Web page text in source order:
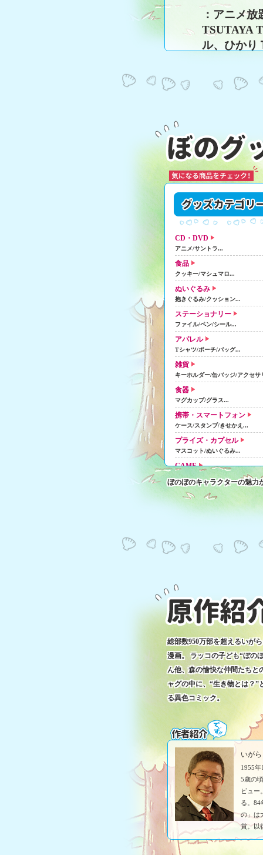
：アニメ
TSUTAYA
ル、ひかり
LEONET
※配信サ
CD・DVD
アニメ/サントラ...
食品
クッキー/マシュマロ...
ぬいぐるみ
抱きぐるみ/クッション...
ステーショナリー
ファイル/ペン/シール...
アパレル
Tシャツ/ポーチ/バッグ...
雑貨
キーホルダー/缶バッジ/アクセサ
食器
マグカップ/グラス...
携帯・スマートフォン
ケース/スタンプ/きせかえ...
プライズ・カプセル
マスコット/ぬいぐるみ...
GAME
LINEポコポコ...
デジタルコンテンツ
アプリ/ファンサイト...
書籍
コミック/単行本/小説/増刊号...
ぼのぼのキャラクターの魅力
総部数950万部を超えるいが
漫画。 ラッコの子ども“ぼの
ん他、森の愉快な仲間たちと
ャグの中に、“生き物とは？”
る異色コミック。
いが
1955
5歳の
ビュー
る。84
の」は
賞。以